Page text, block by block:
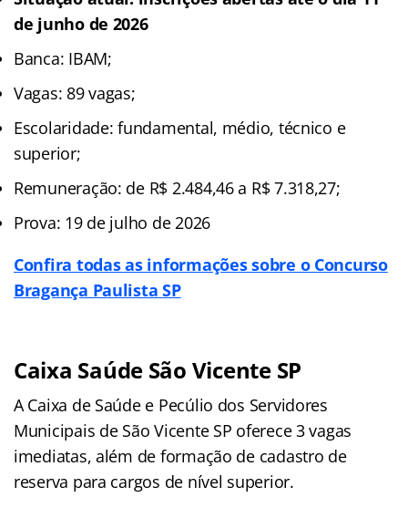
de junho de 2026
Banca: IBAM;
Vagas: 89 vagas;
Escolaridade: fundamental, médio, técnico e
superior;
Remuneração: de R$ 2.484,46 a R$ 7.318,27;
Prova: 19 de julho de 2026
Confira todas as informações sobre o Concurso
Bragança Paulista SP
Caixa Saúde São Vicente SP
A Caixa de Saúde e Pecúlio dos Servidores
Municipais de São Vicente SP oferece 3 vagas
imediatas, além de formação de cadastro de
reserva para cargos de nível superior.